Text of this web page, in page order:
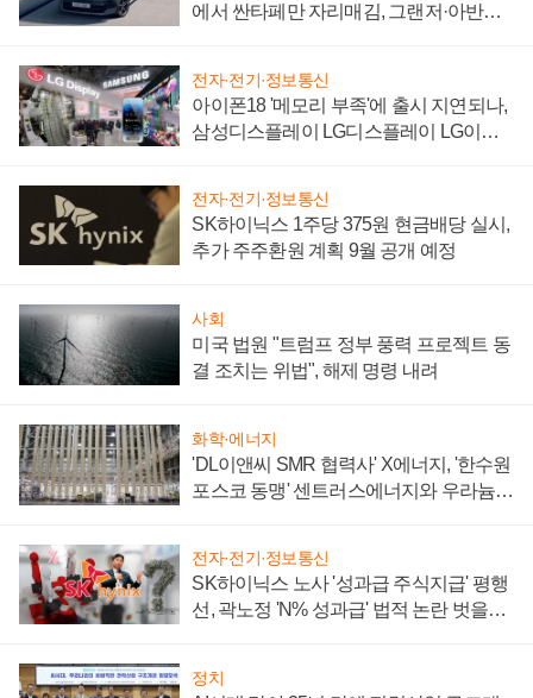
에서 싼타페만 자리매김, 그랜저·아반떼
전자·전기·정보통신
아이폰18 '메모리 부족'에 출시 지연되나,
삼성디스플레이 LG디스플레이 LG이노
전자·전기·정보통신
SK하이닉스 1주당 375원 현금배당 실시,
추가 주주환원 계획 9월 공개 예정
사회
미국 법원 "트럼프 정부 풍력 프로젝트 동
결 조치는 위법", 해제 명령 내려
화학·에너지
'DL이앤씨 SMR 협력사' X에너지, '한수원
포스코 동맹' 센트러스에너지와 우라늄
전자·전기·정보통신
SK하이닉스 노사 '성과급 주식지급' 평행
선, 곽노정 'N% 성과급' 법적 논란 벗을지
정치